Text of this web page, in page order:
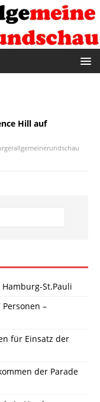
Hill auf
St.Pauli
–
für Einsatz der
der Parade